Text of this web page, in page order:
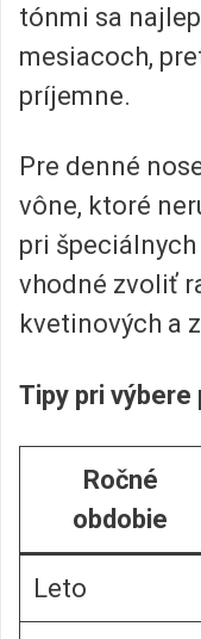
tónmi sa
mesiacoch,
príjemne.
Pre denné
vône, ktoré
pri
vhodné zvoliť
kvetinových a
Tipy pri výbere
Ročné
obdobie
Leto